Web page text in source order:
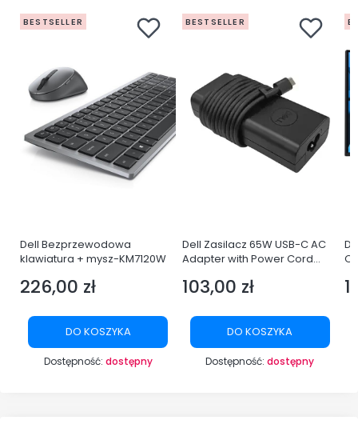
BESTSELLER
Dell Bezprzewodowa
klawiatura + mysz-KM7120W
Cena
226,00 zł
DO KOSZYKA
Dostępność: dostępny
BESTSELLER
Dell Zasilacz 65W USB-C AC
Adapter with Power Cord
Cena
103,00 zł
DO KOSZYKA
Dostępność:dostępny